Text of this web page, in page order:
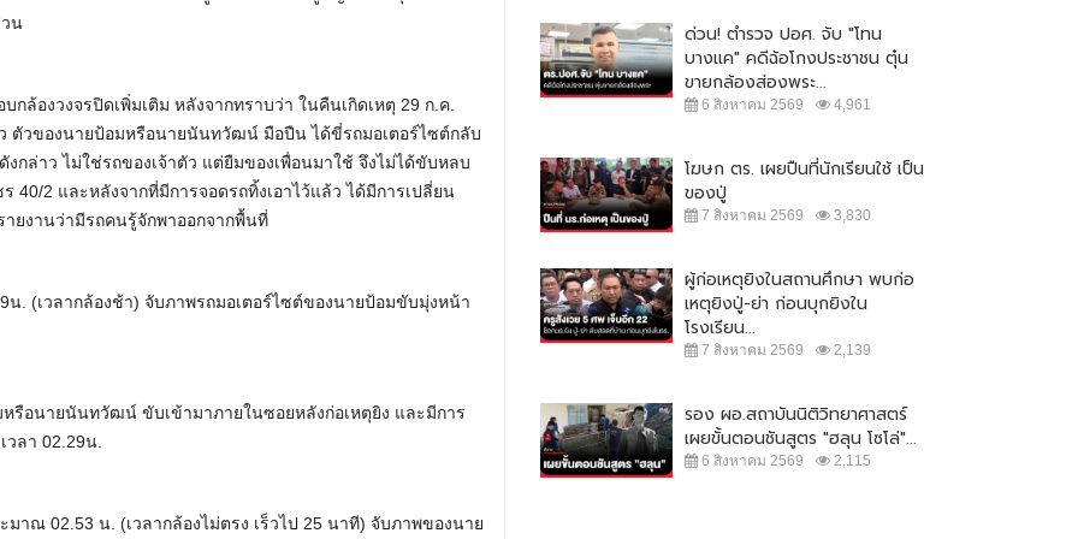
น
องวงจรปิดเพิ่มเติม หลังจากทราบว่า ในคืนเกิดเหตุ 29 ก.ค.
ตัวของนายป้อมหรือนายนันทวัฒน์ มือปืน ได้ขี่รถมอเตอร์ไซต์กลับ
งกล่าว ไม่ใช่รถของเจ้าตัว แต่ยืมของเพื่อนมาใช้ จึงไม่ได้ขับหลบ
2 และหลังจากที่มีการจอดรถทิ้งเอาไว้แล้ว ได้มีการเปลี่ยน
ายงานว่ามีรถคนรู้จักพาออกจากพื้นที่
น. (เวลากล้องช้า) จับภาพรถมอเตอร์ไซต์ของนายป้อมขับมุ่งหน้า
รือนายนันทวัฒน์ ขับเข้ามาภายในซอยหลังก่อเหตุยิง และมีการ
ลา 02.29น.
าณ 02.53 น. (เวลากล้องไม่ตรง เร็วไป 25 นาที) จับภาพของนาย
ด่วน! ตำรวจ ปอศ. จับ "โทน
บางแค" คดีฉ้อโกงประชาชน ตุ๋น
ขายกล้องส่องพระ...
6 สิงหาคม 2569 4,961
โฆษก ตร. เผยปืนที่นักเรียนใช้ เป็น
ของปู่
7 สิงหาคม 2569 3,830
ผู้ก่อเหตุยิงในสถานศึกษา พบก่อ
เหตุยิงปู่-ย่า ก่อนบุกยิงใน
โรงเรียน...
7 สิงหาคม 2569 2,139
รอง ผอ.สถาบันนิติวิทยาศาสตร์
เผยขั้นตอนชันสูตร "ฮลุน โซโล่"...
6 สิงหาคม 2569 2,115